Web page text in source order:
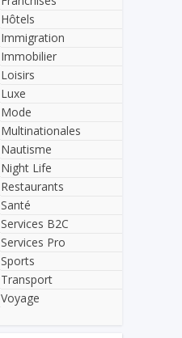
Hôtels
Immigration
Immobilier
Loisirs
Luxe
Mode
Multinationales
Nautisme
Night Life
Restaurants
Santé
Services B2C
Services Pro
Sports
Transport
Voyage